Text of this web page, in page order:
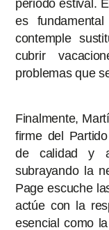
periodo estival.
es
contemple
cubrir
problemas que
Finalmente,
firme del
de calidad y
subrayando la
Page escuche
actúe con la
esencial como